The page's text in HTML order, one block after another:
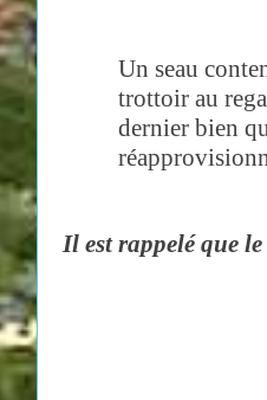
Un seau
trottoir au
dernier bien
Il est rappelé que